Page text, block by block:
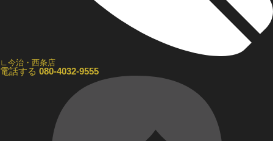
∟今治・西条店
電話する 080-4032-9555